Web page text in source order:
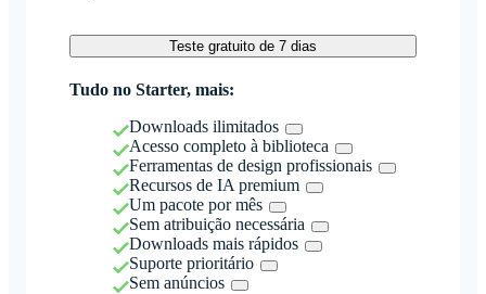
Teste gratuito de 7 dias
Tudo no Starter, mais:
Downloads ilimitados
Acesso completo à biblioteca
Ferramentas de design profissionais
Recursos de IA premium
Um pacote por mês
Sem atribuição necessária
Downloads mais rápidos
Suporte prioritário
Sem anúncios